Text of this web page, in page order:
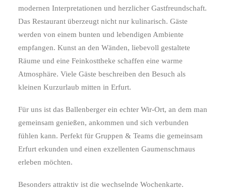
modernen Interpretationen und herzlicher Gastfreundschaft.
Das Restaurant überzeugt nicht nur kulinarisch. Gäste
werden von einem bunten und lebendigen Ambiente
empfangen. Kunst an den Wänden, liebevoll gestaltete
Räume und eine Feinkosttheke schaffen eine warme
Atmosphäre. Viele Gäste beschreiben den Besuch als
kleinen Kurzurlaub mitten in Erfurt.
Für uns ist das Ballenberger ein echter Wir-Ort, an dem man
gemeinsam genießen, ankommen und sich verbunden
fühlen kann. Perfekt für Gruppen & Teams die gemeinsam
Erfurt erkunden und einen exzellenten Gaumenschmaus
erleben möchten.
Besonders attraktiv ist die wechselnde Wochenkarte.